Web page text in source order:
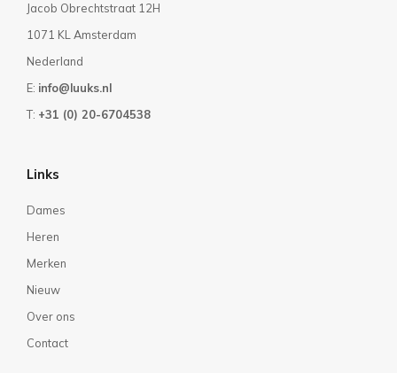
Jacob Obrechtstraat 12H
1071 KL Amsterdam
Nederland
E: info@luuks.nl
T: +31 (0) 20-6704538
Links
Dames
Heren
Merken
Nieuw
Over ons
Contact